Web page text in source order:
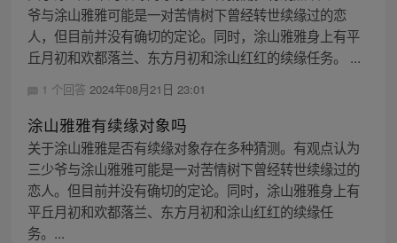
爷与涂山雅雅可能是一对苦情树下曾经转世续缘过的恋
人，但目前并没有确切的定论。同时，涂山雅雅身上有平
丘月初和欢都落兰、东方月初和涂山红红的续缘任务。 ...
1 个回答 2024年08月21日 23:01
涂山雅雅有续缘对象吗
关于涂山雅雅是否有续缘对象存在多种猜测。有观点认为
三少爷与涂山雅雅可能是一对苦情树下曾经转世续缘过的
恋人。但目前并没有确切的定论。同时，涂山雅雅身上有
平丘月初和欢都落兰、东方月初和涂山红红的续缘任
务。...